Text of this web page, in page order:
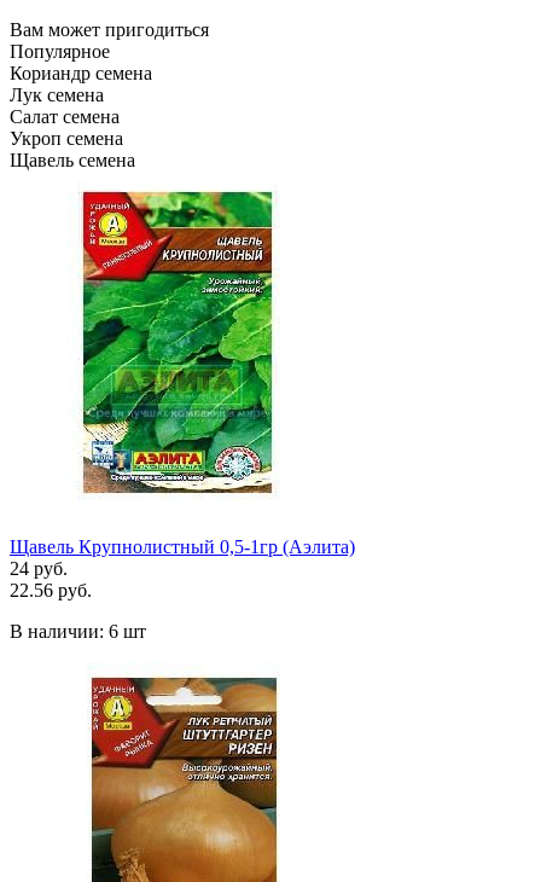
Вам может пригодиться
Популярное
Кориандр семена
Лук семена
Салат семена
Укроп семена
Щавель семена
Щавель Крупнолистный 0,5-1гр (Аэлита)
24 руб.
22.56 руб.
В наличии: 6 шт